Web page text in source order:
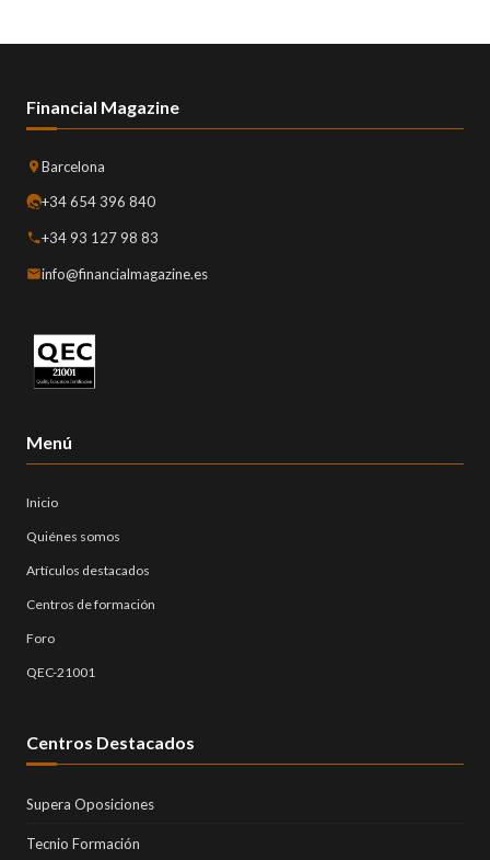
Financial Magazine
Barcelona
+34 654 396 840
+34 93 127 98 83
info@financialmagazine.es
Menú
Inicio
Quiénes somos
Artículos destacados
Centros de formación
Foro
QEC-21001
Centros Destacados
Supera Oposiciones
Tecnio Formación